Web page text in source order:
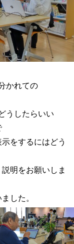
かれての
うしたらいい
をするにはどう
明をお願いしま
した。